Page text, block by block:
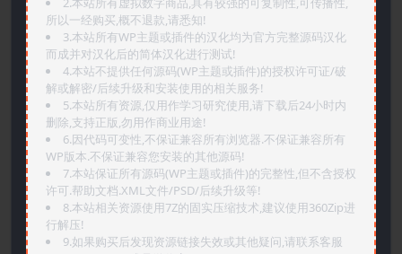
所以一经购买,概不退款,请悉知!
3.本站所有WP主题或插件的汉化均为官方完整源码汉化
而成并对汉化后的简体汉化进行测试!
4.本站不提供任何源码(WP主题或插件)的授权许可证/破
解或解密/后续升级和安装使用的相关服务!
5.本站所有资源,仅用作学习研究使用,请下载后24小时内
删除,支持正版,勿用作商业用途!
6.因代码可变性,不保证兼容所有浏览器.不保证兼容所有
WP版本.不保证兼容您安装的其他源码!
7.本站保证所有源码(WP主题或插件)的完整性,但不含授权
许可.帮助文档.XML文件/PSD/后续升级等!
8.本站相关资源使用7Z的固实压缩技术,建议使用360Zip进
行解压!
9.如果购买后发现资源链接失效或其他疑问,请联系客服